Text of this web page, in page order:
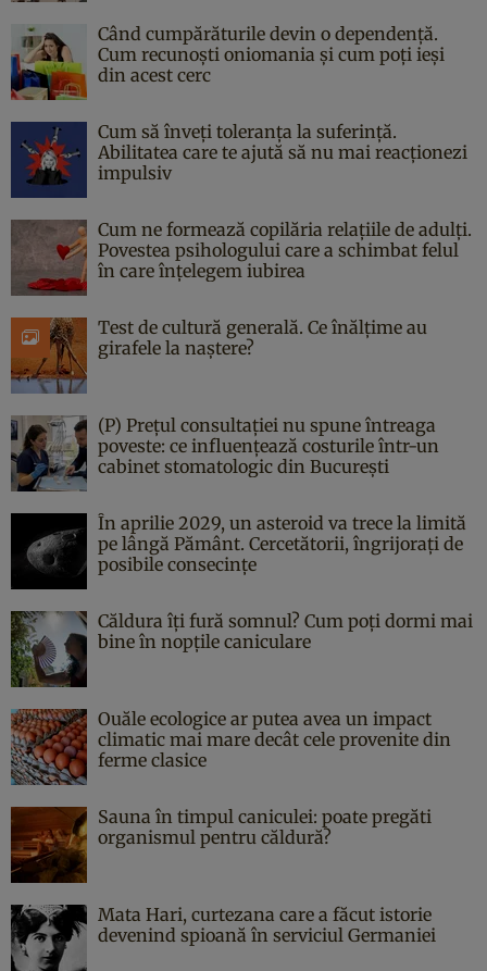
Când cumpărăturile devin o dependență.
Cum recunoști oniomania și cum poți ieși
din acest cerc
Cum să înveți toleranța la suferință.
Abilitatea care te ajută să nu mai reacționezi
impulsiv
Cum ne formează copilăria relațiile de adulți.
Povestea psihologului care a schimbat felul
în care înțelegem iubirea
Test de cultură generală. Ce înălțime au
girafele la naștere?
(P) Prețul consultației nu spune întreaga
poveste: ce influențează costurile într-un
cabinet stomatologic din București
În aprilie 2029, un asteroid va trece la limită
pe lângă Pământ. Cercetătorii, îngrijorați de
posibile consecințe
Căldura îți fură somnul? Cum poți dormi mai
bine în nopțile caniculare
Ouăle ecologice ar putea avea un impact
climatic mai mare decât cele provenite din
ferme clasice
Sauna în timpul caniculei: poate pregăti
organismul pentru căldură?
Mata Hari, curtezana care a făcut istorie
devenind spioană în serviciul Germaniei